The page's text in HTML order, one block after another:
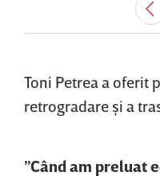
Toni Petrea a oferit
retrogradare şi a
”Când am preluat